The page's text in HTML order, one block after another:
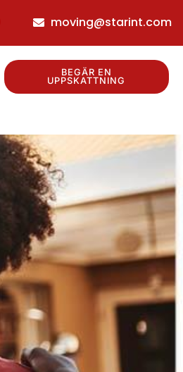
moving@starint.com
BEGÄR EN
UPPSKATTNING